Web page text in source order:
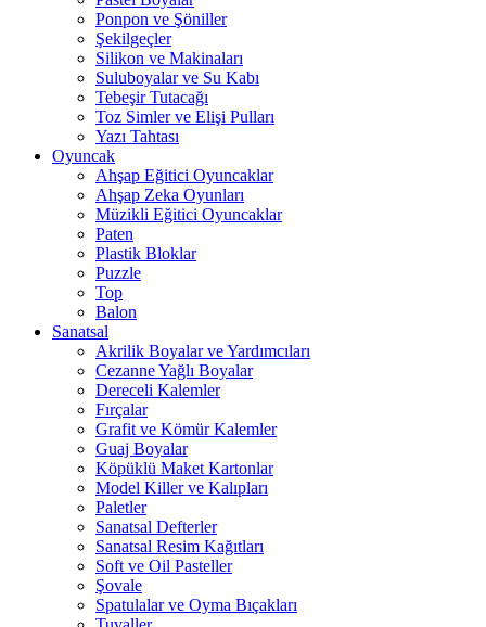
Ponpon ve Şöniller
Şekilgeçler
Silikon ve Makinaları
Suluboyalar ve Su Kabı
Tebeşir Tutacağı
Toz Simler ve Elişi Pulları
Yazı Tahtası
Oyuncak
Ahşap Eğitici Oyuncaklar
Ahşap Zeka Oyunları
Müzikli Eğitici Oyuncaklar
Paten
Plastik Bloklar
Puzzle
Top
Balon
Sanatsal
Akrilik Boyalar ve Yardımcıları
Cezanne Yağlı Boyalar
Dereceli Kalemler
Fırçalar
Grafit ve Kömür Kalemler
Guaj Boyalar
Köpüklü Maket Kartonlar
Model Killer ve Kalıpları
Paletler
Sanatsal Defterler
Sanatsal Resim Kağıtları
Soft ve Oil Pasteller
Şovale
Spatulalar ve Oyma Bıçakları